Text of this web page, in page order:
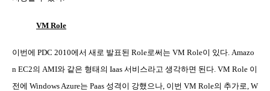
VM Role
이번에 PDC 2010에서 새로 발표된 Role로써는 VM Role이 있다 . Amazo
n EC2의 AMI와 같은 형태의 Iaas 서비스라고 생각하면 된다 . VM Role 이
전에 Windows Azure는 Paas 성격이 강했으나 이번 VM Role의 추가로 , W